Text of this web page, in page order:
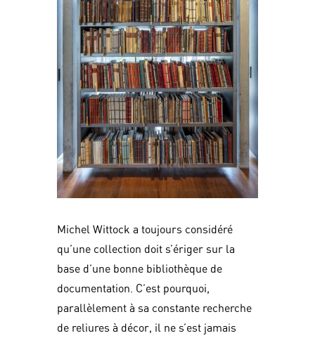
Michel Wittock a toujours considéré
qu’une collection doit s’ériger sur la
base d’une bonne bibliothèque de
documentation. C’est pourquoi,
parallèlement à sa constante recherche
de reliures à décor, il ne s’est jamais